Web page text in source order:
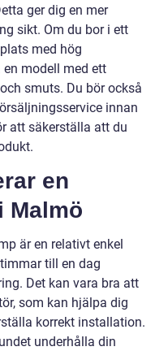
ger dig en mer
sikt. Om du bor i ett
med hög
modell med ett
smuts. Du bör också
innan
att säkerställa att du
en
Malmö
är en relativt enkel
till en dag
Det kan vara bra att
som kan hjälpa dig
korrekt installation.
underhålla din